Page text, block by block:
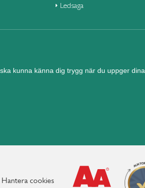
Ledsaga
kunna känna dig trygg när du uppger dina
Hantera cookies